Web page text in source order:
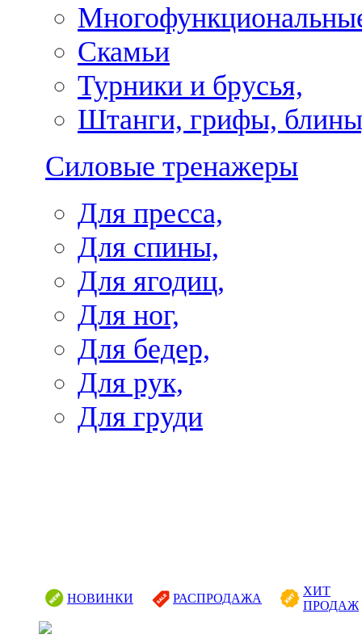
Скамьи
Турники и брусья,
Штанги, грифы,
Силовые тренажеры
Для пресса,
Для спины,
Для ягодиц,
Для ног,
Для бедер,
Для рук,
Для груди
НОВИНКИ РАСПРОДАЖА
ХИТ
ПРОДАЖ